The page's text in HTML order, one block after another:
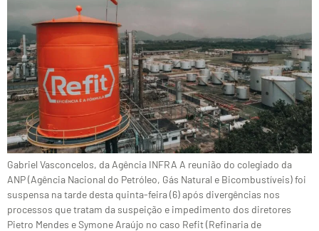
Gabriel Vasconcelos, da Agência INFRA A reunião do colegiado da
ANP (Agência Nacional do Petróleo, Gás Natural e Bicombustíveis) foi
suspensa na tarde desta quinta-feira (6) após divergências nos
processos que tratam da suspeição e impedimento dos diretores
Pietro Mendes e Symone Araújo no caso Refit (Refinaria de